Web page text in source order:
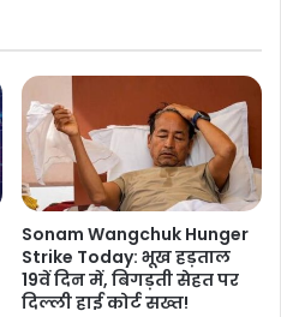
Sonam Wangchuk Hunger
Strike Today: भूख हड़ताल
19वें दिन में, बिगड़ती सेहत पर
दिल्ली हाई कोर्ट सख्त!